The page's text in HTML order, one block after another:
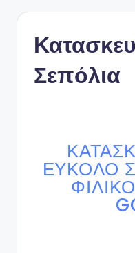
Σεπόλια
ΕΎΚΟΛΌ